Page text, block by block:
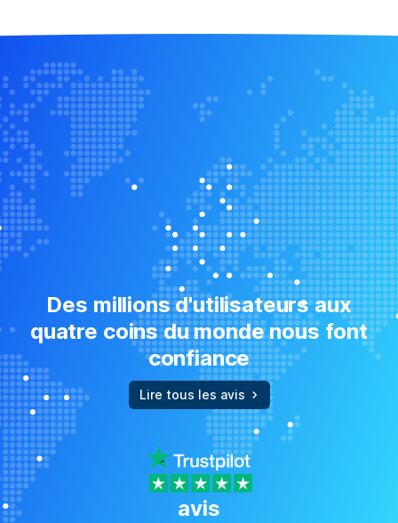
Des millions d'utilisateurs aux
quatre coins du monde nous font
confiance
Lire tous les avis
avis